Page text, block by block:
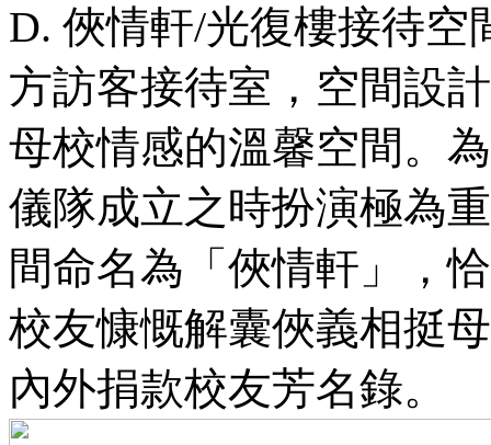
D. 俠情軒/光復樓接待空
方訪客接待室，空間設
母校情感的溫馨空間。
儀隊成立之時扮演極為
間命名為「俠情軒」，
校友慷慨解囊俠義相挺
內外捐款校友芳名錄。